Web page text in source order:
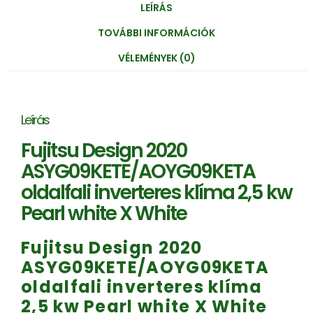
LEÍRÁS
TOVÁBBI INFORMÁCIÓK
VÉLEMÉNYEK (0)
Leírás
Fujitsu Design 2020
ASYG09KETE/AOYG09KETA
oldalfali inverteres klíma 2,5 kw
Pearl white X White
Fujitsu Design 2020
ASYG09KETE/AOYG09KETA
oldalfali inverteres klíma
2,5 kw Pearl white X White